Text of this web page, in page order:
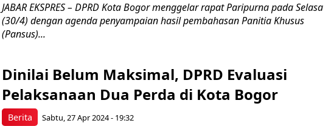
JABAR EKSPRES – DPRD Kota Bogor menggelar rapat Paripurna pada Selasa
(30/4) dengan agenda penyampaian hasil pembahasan Panitia Khusus
(Pansus)...
Berita
Dinilai Belum Maksimal, DPRD Evaluasi
Pelaksanaan Dua Perda di Kota Bogor
Sabtu, 27 Apr 2024 - 19:32